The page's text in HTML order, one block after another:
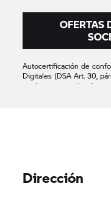
OFERTAS
Autocertificación de
Digitales (DSA Art. 30,
confirma que solo
Dirección